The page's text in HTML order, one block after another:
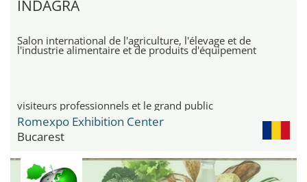
INDAGRA
Salon international de l'agriculture, l'élevage et de
l'industrie alimentaire et de produits d'équipement
visiteurs professionnels et le grand public
Romexpo Exhibition Center
Bucarest